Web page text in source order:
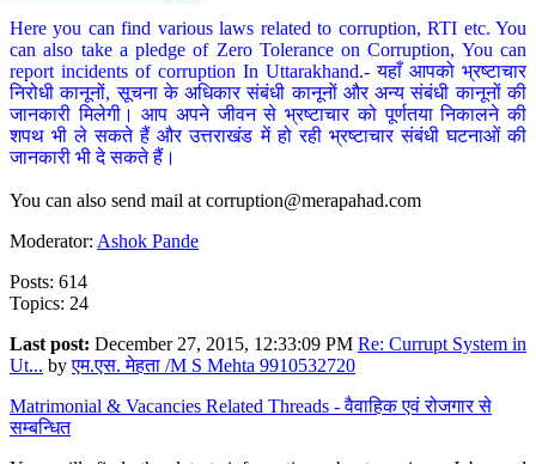
Here you can find various laws related to corruption, RTI etc. You
can also take a pledge of Zero Tolerance on Corruption, You can
report incidents of corruption In Uttarakhand.- यहाँ आपको भ्रष्टाचार
निरोधी कानूनों, सूचना के अधिकार संबंधी कानूनों और अन्य संबंधी कानूनों की
जानकारी मिलेगी। आप अपने जीवन से भ्रष्टाचार को पूर्णतया निकालने की
शपथ भी ले सकते हैं और उत्तराखंड में हो रही भ्रष्टाचार संबंधी घटनाओं की
जानकारी भी दे सकते हैं।
You can also send mail at corruption@merapahad.com
Moderator: Ashok Pande
Posts: 614
Topics: 24
Last post: December 27, 2015, 12:33:09 PM Re: Currupt System in
Ut... byएम.एस. मेहता /M S Mehta 9910532720
Matrimonial & Vacancies Related Threads - वैवाहिक एवं रोजगार से
सम्बन्धित